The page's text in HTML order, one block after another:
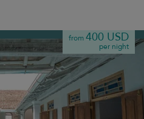
from400 USD
per night